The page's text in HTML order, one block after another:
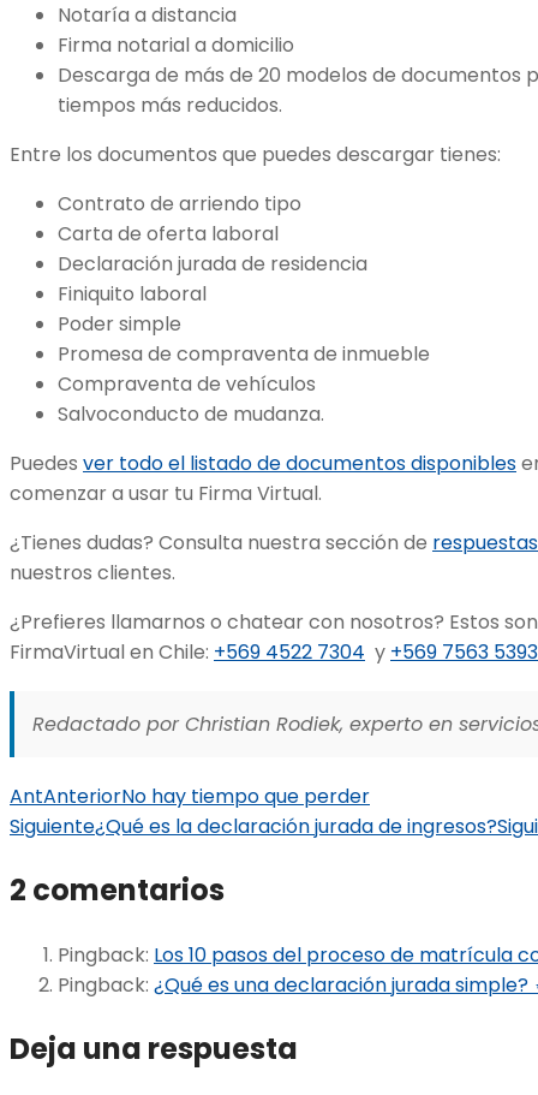
Notaría a distancia
Firma notarial a domicilio
Descarga de más de 20 modelos de
tiempos más reducidos.
Entre los documentos que puedes descargar tienes:
Contrato de arriendo tipo
Carta de oferta laboral
Declaración jurada de residencia
Finiquito laboral
Poder simple
Promesa de compraventa de inmueble
Compraventa de vehículos
Salvoconducto de mudanza.
Puedes ver todo el listado de documentos disponibles
comenzar a usar tu Firma Virtual.
¿Tienes dudas? Consulta nuestra sección de
nuestros clientes.
¿Prefieres llamarnos o chatear con nosotros? Estos
FirmaVirtual en Chile: +569 4522 7304 y +569 7563 5393
Redactado por Christian Rodiek, experto en
AntAnteriorNo hay tiempo que perder
Siguiente¿Qué es la declaración jurada de ingresos?
2 comentarios
Pingback: Los 10 pasos del proceso de matrícula
Pingback: ¿Qué es una declaración jurada simple?
Deja una respuesta